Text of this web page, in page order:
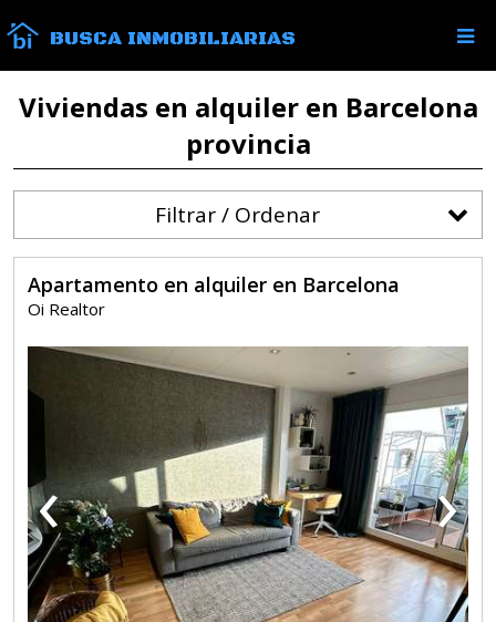
BUSCA INMOBILIARIAS
Viviendas en alquiler en Barcelona
provincia
Filtrar / Ordenar
Apartamento en alquiler en Barcelona
Oi Realtor
‹ ›